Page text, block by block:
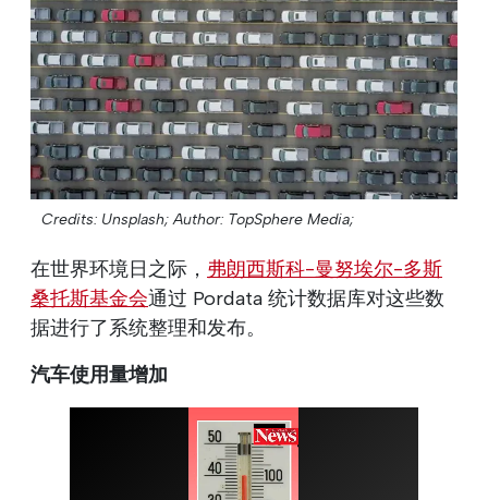
Credits: Unsplash; Author: TopSphere Media;
在世界环境日之际， 弗朗西斯科-曼努埃尔-多斯
桑托斯基金会通过 Pordata 统计数据库对这些数
据进行了系统整理和发布。
汽车使用量增加